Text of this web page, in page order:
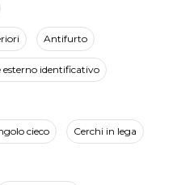
Antifurto
esterno identificativo
cieco Cerchi in lega